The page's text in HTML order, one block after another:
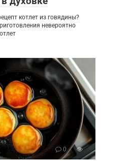
котлет из говядины?
невероятно
0